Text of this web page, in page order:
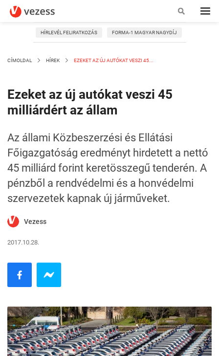
HÍRLEVÉL FELIRATKOZÁS FORMA-1 MAGYAR NAGYDÍJ
CÍMOLDAL HÍREK EZEKET AZ ÚJ AUTÓKAT VESZI 45...
Ezeket az új autókat veszi 45
milliárdért az állam
Az állami Közbeszerzési és Ellátási
Főigazgatóság eredményt hirdetett a nettó
45 milliárd forint keretösszegű tenderén. A
pénzből a rendvédelmi és a honvédelmi
szervezetek kapnak új járműveket.
Vezess
2017.10.28.